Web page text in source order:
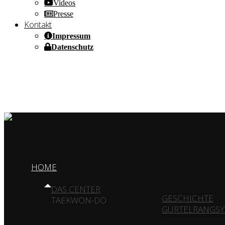
Videos
Presse
Kontakt
Impressum
Datenschutz
HOME
DAS CENTER
TAEKWON-DO
GESCHICHTE